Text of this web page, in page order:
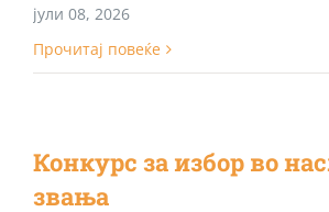
јули 08, 2026
Прочитај повеќе
Конкурс за избор во
звања